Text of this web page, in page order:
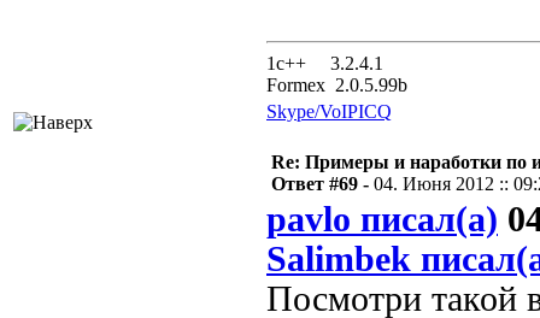
1с++ 3.2.4.1
Formex 2.0.5.99b
Skype/VoIPICQ
Re: Примеры и наработки по
Ответ #69 - 04. Июня 2012 ::
pavlo писал(а)
Salimbek
Посмотри такой